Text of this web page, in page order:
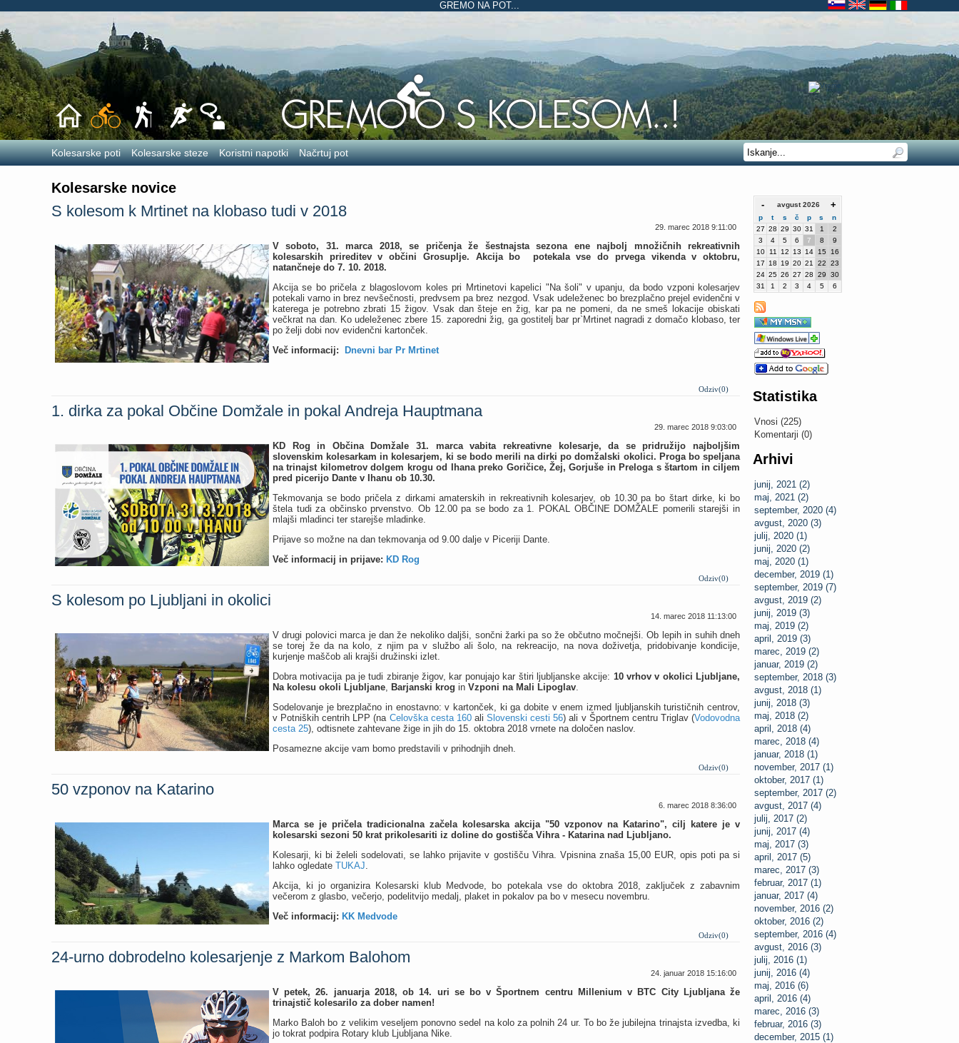
GREMO NA POT...
Kolesarske poti Kolesarske steze Koristni napotki Načrtuj pot
Kolesarske novice
- avgust 2026 +
p t s č p s
n
27 28 29 30 31 1
2
3
4 5 6 7 8
9
10
11 12 13 14 15
16
17
18 19 20 21 22
23
24 25 26 27 28 29
30
31
1 2 3 4 5 6
Statistika
Vnosi (225)
Komentarji (0)
Arhivi
junij, 2021 (2)
maj, 2021 (2)
september, 2020 (4)
avgust, 2020 (3)
julij, 2020 (1)
junij, 2020 (2)
maj, 2020 (1)
december, 2019 (1)
september, 2019 (7)
avgust, 2019 (2)
junij, 2019 (3)
maj, 2019 (2)
april, 2019 (3)
marec, 2019 (2)
januar, 2019 (2)
september, 2018 (3)
avgust, 2018 (1)
junij, 2018 (3)
maj, 2018 (2)
april, 2018 (4)
marec, 2018 (4)
januar, 2018 (1)
november, 2017 (1)
oktober, 2017 (1)
september, 2017 (2)
avgust, 2017 (4)
julij, 2017 (2)
junij, 2017 (4)
maj, 2017 (3)
april, 2017 (5)
marec, 2017 (3)
februar, 2017 (1)
januar, 2017 (4)
november, 2016 (2)
oktober, 2016 (2)
september, 2016 (4)
avgust, 2016 (3)
julij, 2016 (1)
junij, 2016 (4)
maj, 2016 (6)
april, 2016 (4)
marec, 2016 (3)
februar, 2016 (3)
december, 2015 (1)
S kolesom k Mrtinet na klobaso tudi v 2018
29. marec 2018 9:11:00
V soboto, 31. marca 2018, se pričenja že šestnajsta sezona ene najbolj množičnih rekreativnih
kolesarskih prireditev v občini Grosuplje. Akcija bo potekala vse do prvega vikenda v oktobru,
natančneje do 7. 10. 2018.
Akcija se bo pričela z blagoslovom koles pri Mrtinetovi kapelici "Na šoli" v upanju, da bodo vzponi kolesarjev
potekali varno in brez nevšečnosti, predvsem pa brez nezgod. Vsak udeleženec bo brezplačno prejel evidenčni v
katerega je potrebno zbrati 15 žigov. Vsak dan šteje en žig, kar pa ne pomeni, da ne smeš lokacije obiskati
večkrat na dan. Ko udeleženec zbere 15. zaporedni žig, ga gostitelj bar pr`Mrtinet nagradi z domačo klobaso, ter
po želji dobi nov evidenčni kartonček.
Več informacij:
Dnevni bar Pr Mrtinet
Odziv(0)
1. dirka za pokal Občine Domžale in pokal Andreja Hauptmana
29. marec 2018 9:03:00
KD Rog in Občina Domžale 31. marca vabita rekreativne kolesarje, da se pridružijo najboljšim
slovenskim kolesarkam in kolesarjem, ki se bodo merili na dirki po domžalski okolici. Proga bo speljana
na trinajst kilometrov dolgem krogu od Ihana preko Goričice, Žej, Gorjuše in Preloga s štartom in ciljem
pred picerijo Dante v Ihanu ob 10.30.
Tekmovanja se bodo pričela z dirkami amaterskih in rekreativnih kolesarjev, ob 10.30 pa bo štart dirke, ki bo
štela tudi za občinsko prvenstvo. Ob 12.00 pa se bodo za 1. POKAL OBČINE DOMŽALE pomerili starejši in
mlajši mladinci ter starejše mladinke.
Prijave so možne na dan tekmovanja od 9.00 dalje v Piceriji Dante.
Več informacij in prijave: KD Rog
Odziv(0)
S kolesom po Ljubljani in okolici
14. marec 2018 11:13:00
V drugi polovici marca je dan že nekoliko daljši, sončni žarki pa so že občutno močnejši. Ob lepih in suhih dneh
se torej že da na kolo, z njim pa v službo ali šolo, na rekreacijo, na nova doživetja, pridobivanje kondicije,
kurjenje maščob ali krajši družinski izlet.
Dobra motivacija pa je tudi zbiranje žigov, kar ponujajo kar štiri ljubljanske akcije: 10 vrhov v okolici Ljubljane,
Na kolesu okoli Ljubljane, Barjanski krog in Vzponi na Mali Lipoglav.
Sodelovanje je brezplačno in enostavno: v kartonček, ki ga dobite v enem izmed ljubljanskih turističnih centrov,
v Potniških centrih LPP (na Celovška cesta 160aliSlovenski cesti 56) ali v Športnem centru Triglav (Vodovodna
cesta 25), odtisnete zahtevane žige in jih do 15. oktobra 2018 vrnete na določen naslov.
Posamezne akcije vam bomo predstavili v prihodnjih dneh.
Odziv(0)
50 vzponov na Katarino
6. marec 2018 8:36:00
Marca se je pričela tradicionalna začela kolesarska akcija "50 vzponov na Katarino", cilj katere je v
kolesarski sezoni 50 krat prikolesariti iz doline do gostišča Vihra - Katarina nad Ljubljano.
Kolesarji, ki bi želeli sodelovati, se lahko prijavite v gostišču Vihra. Vpisnina znaša 15,00 EUR, opis poti pa si
lahko ogledate TUKAJ.
Akcija, ki jo organizira Kolesarski klub Medvode, bo potekala vse do oktobra 2018, zaključek z zabavnim
večerom z glasbo, večerjo, podelitvijo medalj, plaket in pokalov pa bo v mesecu novembru.
Več informacij: KK Medvode
Odziv(0)
24-urno dobrodelno kolesarjenje z Markom Balohom
24. januar 2018 15:16:00
V petek, 26. januarja 2018, ob 14. uri se bo v Športnem centru Millenium v BTC City Ljubljana že
trinajstič kolesarilo za dober namen!
Marko Baloh bo z velikim veseljem ponovno sedel na kolo za polnih 24 ur. To bo že jubilejna trinajsta izvedba, ki
jo tokrat podpira Rotary klub Ljubljana Nike.